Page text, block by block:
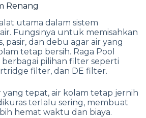
Renang
utama dalam sistem
Fungsinya untuk memisahkan
pasir, dan debu agar air yang
tetap bersih. Raga Pool
pilihan filter seperti
filter, dan DE filter.
yang tepat, air kolam tetap jernih
terlalu sering, membuat
hemat waktu dan biaya.